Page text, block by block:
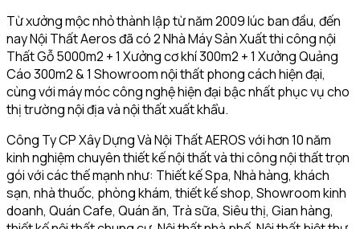
Từ xưởng mộc nhỏ thành lập từ năm 2009 lúc ban đầu, đến
nay Nội Thất Aeros đã có 2 Nhà Máy Sản Xuất thi công nội
Thất Gỗ 5000m2 + 1 Xưởng cơ khí 300m2 + 1 Xưởng Quảng
Cáo 300m2 & 1 Showroom nội thất phong cách hiện đại,
cùng với máy móc công nghệ hiện đại bậc nhất phục vụ cho
thị trường nội địa và nội thất xuất khẩu.
Công Ty CP Xây Dựng Và Nội Thất AEROS với hơn 10 năm
kinh nghiệm chuyên thiết kế nội thất và thi công nội thất trọn
gói với các thế mạnh như: Thiết kế Spa, Nhà hàng, khách
sạn, nhà thuốc, phòng khám, thiết kế shop, Showroom kinh
doanh, Quán Cafe, Quán ăn, Trà sữa, Siêu thị, Gian hàng,